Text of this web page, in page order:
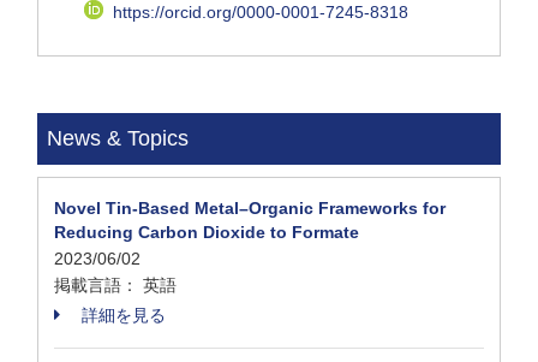
https://orcid.org/0000-0001-7245-8318
News & Topics
Novel Tin-Based Metal–Organic Frameworks for
Reducing Carbon Dioxide to Formate
2023/06/02
掲載言語： 英語
詳細を見る